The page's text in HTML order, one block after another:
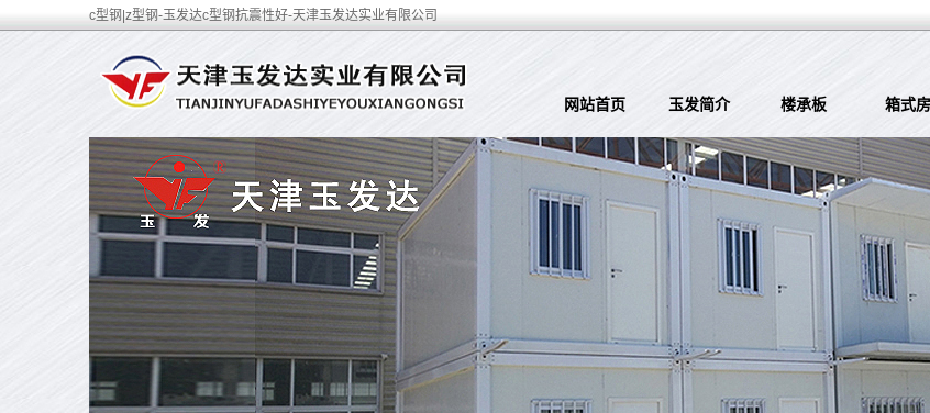
c型钢|z型钢-玉发达c型钢抗震性好-天津玉发达实业有限公司
网站首页 玉发简介 楼承板 箱式房